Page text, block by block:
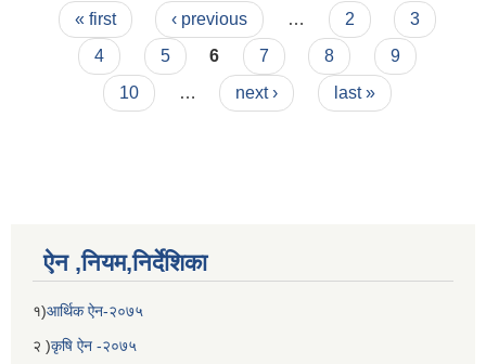
Pages
« first ‹ previous … 2
3
4
5 6 7 8
9
10
… next › last »
ऐन ,नियम,निर्देशिका
१)आर्थिक ऐन-२०७५
२ )कृषि ऐन -२०७५